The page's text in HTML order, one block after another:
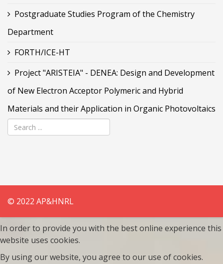
Postgraduate Studies Program of the Chemistry
Department
FORTH/ICE-HT
Project "ARISTEIA" - DENEA: Design and Development
of New Electron Acceptor Polymeric and Hybrid
Materials and their Application in Organic Photovoltaics
© 2022 AP&HNRL
In order to provide you with the best online experience this
website uses cookies.
By using our website, you agree to our use of cookies.